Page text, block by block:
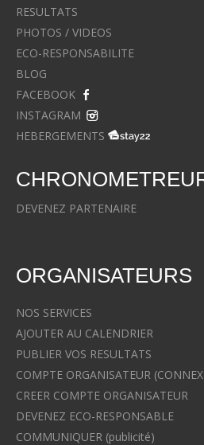
RESULTATS
PHOTOS / VIDEOS
ECO-RESPONSABILITE
BLOG
FACEBOOK
INSTAGRAM
HEBERGEMENTS
DEVENEZ PARTENAIRE
ORGANISATEURS
NOS SERVICES
AJOUTER AU CALENDRIER
PUBLIER VOS RESULTATS
COMPTE ORGANISATEUR
CREER COMPTE ORGANISATEUR
DEVENEZ ECO-RESPONSABLE
COMMUNIQUER (publicité)